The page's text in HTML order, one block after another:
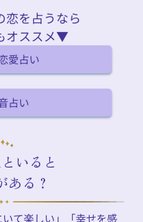
恋を占うなら
オススメ▼
愛占い
占い
いると
ある？
て楽しい」「幸せを感